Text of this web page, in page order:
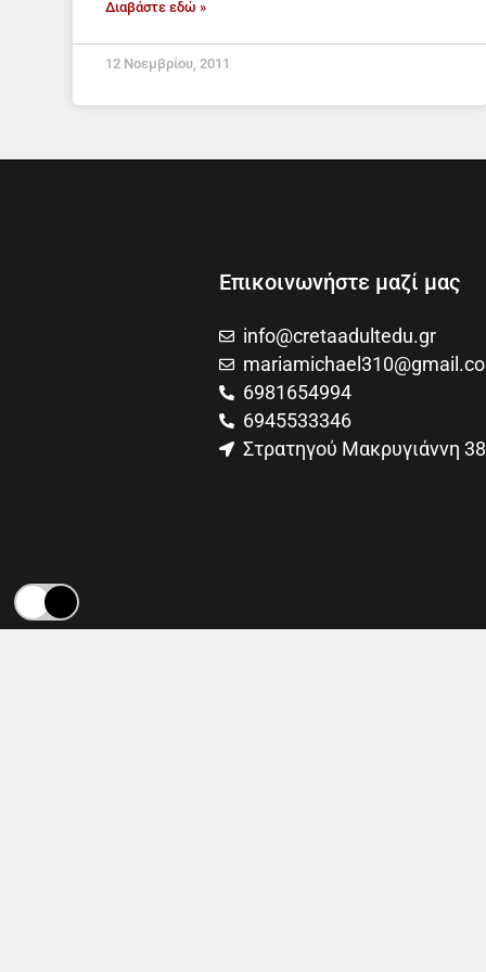
Διαβάστε εδώ »
12 Νοεμβρίου, 2011
Επικοινωνήστε μαζί μας
info@cretaadultedu.gr
6981654994
6945533346
Στρατηγού Μακρυγιάννη